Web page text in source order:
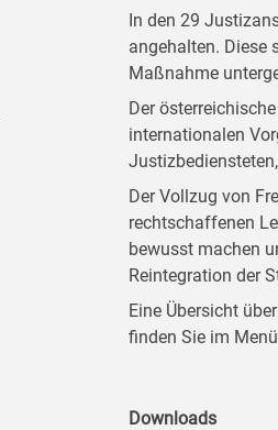
In den 29
angehalten. Diese
Maßnahme
Der
internationalen
Der Vollzug von
rechtschaffenen
bewusst machen
Reintegration der
Eine Übersicht
finden Sie im
Downloads